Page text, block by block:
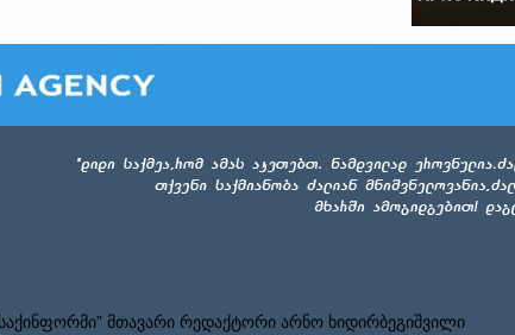
მთავარი რედაქტორი არნო ხიდირბეგიშვილი